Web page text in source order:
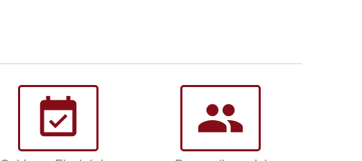
event_available group